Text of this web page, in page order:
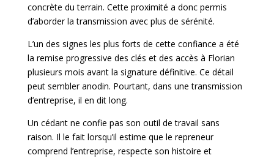
concrète du terrain. Cette proximité a donc permis
d’aborder la transmission avec plus de sérénité.
L’un des signes les plus forts de cette confiance a été
la remise progressive des clés et des accès à Florian
plusieurs mois avant la signature définitive. Ce détail
peut sembler anodin. Pourtant, dans une transmission
d’entreprise, il en dit long.
Un cédant ne confie pas son outil de travail sans
raison. Il le fait lorsqu’il estime que le repreneur
comprend l’entreprise, respecte son histoire et